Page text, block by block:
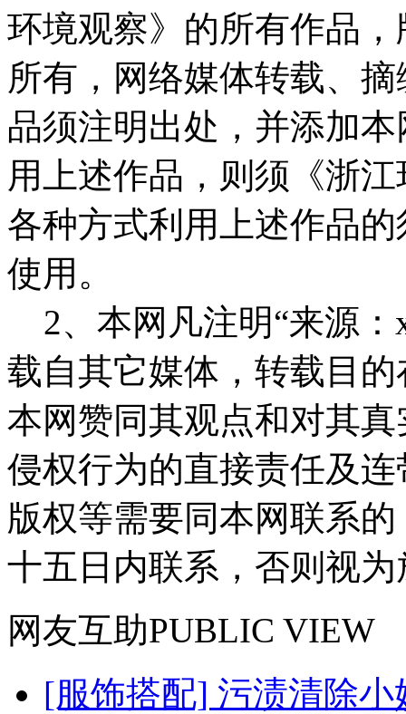
环境观察》的所有作品
所有，网络媒体转载、
品须注明出处，并添加
用上述作品，则须《浙
各种方式利用上述作品
使用。
2、本网凡注明“来源：
载自其它媒体，转载目
本网赞同其观点和对其
侵权行为的直接责任及
版权等需要同本网联系
十五日内联系，否则视
网友互助PUBLIC VIEW
[服饰搭配] 污渍清除小